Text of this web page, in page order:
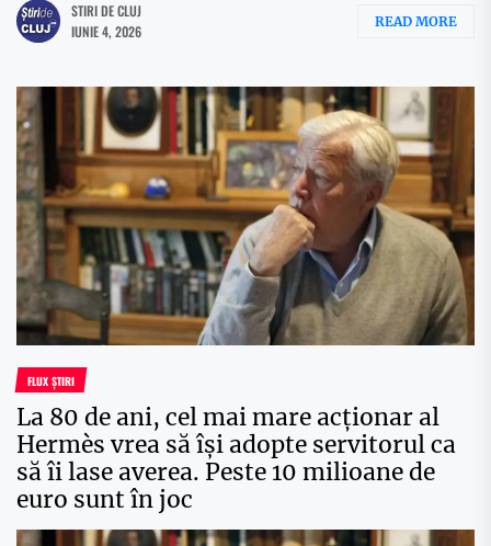
STIRI DE CLUJ
IUNIE 4, 2026
READ MORE
FLUX ȘTIRI
La 80 de ani, cel mai mare acționar al
Hermès vrea să își adopte servitorul ca
să îi lase averea. Peste 10 milioane de
euro sunt în joc